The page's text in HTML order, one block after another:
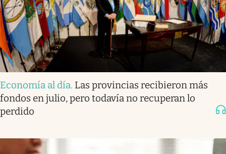
Economía al día. Las provincias recibieron más
fondos en julio, pero todavía no recuperan lo
perdido